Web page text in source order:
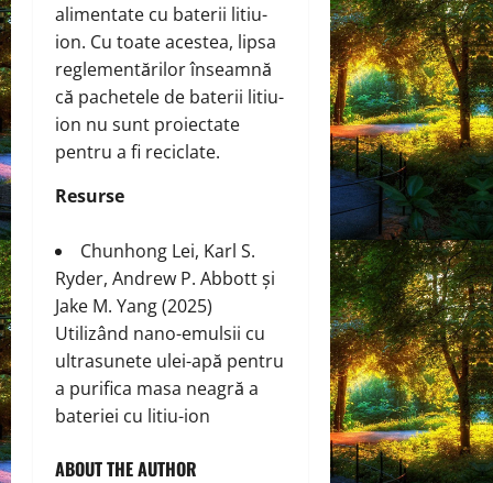
alimentate cu baterii litiu-
ion. Cu toate acestea, lipsa
reglementărilor înseamnă
că pachetele de baterii litiu-
ion nu sunt proiectate
pentru a fi reciclate.
Resurse
Chunhong Lei, Karl S.
Ryder, Andrew P. Abbott și
Jake M. Yang (2025)
Utilizând nano-emulsii cu
ultrasunete ulei-apă pentru
a purifica masa neagră a
bateriei cu litiu-ion
ABOUT THE AUTHOR